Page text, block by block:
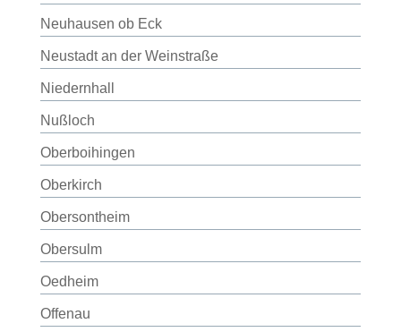
Neuhausen ob Eck
Neustadt an der Weinstraße
Niedernhall
Nußloch
Oberboihingen
Oberkirch
Obersontheim
Obersulm
Oedheim
Offenau